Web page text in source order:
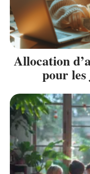
Allocation
pour les